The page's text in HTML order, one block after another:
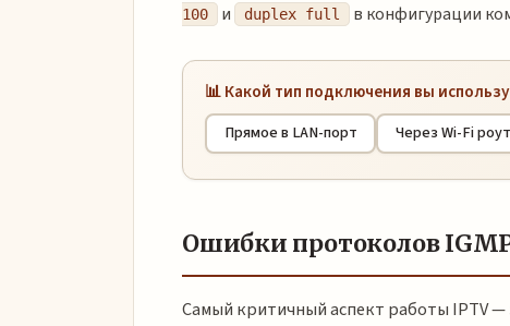
100
и duplex full в конфигурации
📊 Какой тип подключения вы
Прямое в LAN-порт Через Wi-Fi
Ошибки протоколов
Самый критичный аспект работы IPTV